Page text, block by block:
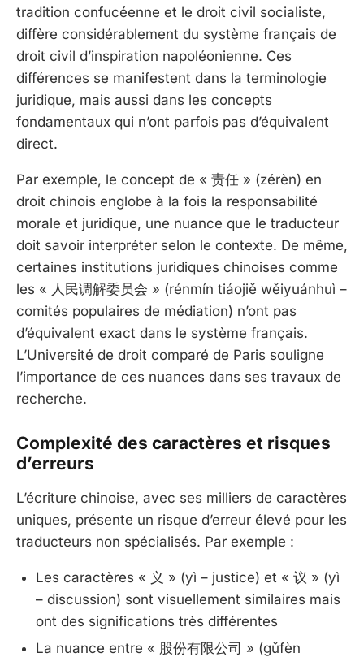
tradition confucéenne et le droit civil socialiste,
diffère considérablement du système français de
droit civil d’inspiration napoléonienne. Ces
différences se manifestent dans la terminologie
juridique, mais aussi dans les concepts
fondamentaux qui n’ont parfois pas d’équivalent
direct.
Par exemple, le concept de « 责任 » (zérèn) en
droit chinois englobe à la fois la responsabilité
morale et juridique, une nuance que le traducteur
doit savoir interpréter selon le contexte. De même,
certaines institutions juridiques chinoises comme
les « 人民调解委员会 » (rénmín tiáojiě wěiyuánhuì –
comités populaires de médiation) n’ont pas
d’équivalent exact dans le système français.
L’Université de droit comparé de Paris souligne
l’importance de ces nuances dans ses travaux de
recherche.
Complexité des caractères et risques
d’erreurs
L’écriture chinoise, avec ses milliers de caractères
uniques, présente un risque d’erreur élevé pour les
traducteurs non spécialisés. Par exemple :
Les caractères « 义 » (yì – justice) et « 议 » (yì
– discussion) sont visuellement similaires mais
ont des significations très différentes
La nuance entre « 股份有限公司 » (gǔfèn